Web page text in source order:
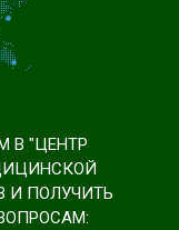
В "ЦЕНТР
И ПОЛУЧИТЬ